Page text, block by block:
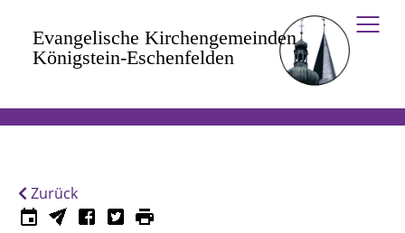
Zurück